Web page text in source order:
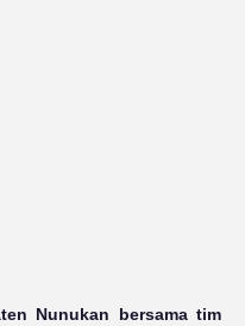
Nunukan bersama tim